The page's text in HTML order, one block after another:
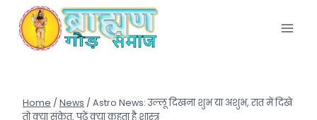
content
Home / News / Astro News: उल्लू दिखना शुभ या अशुभ, रात में दिखे
तो क्या संकेत, पढ़ें क्या कहता है शास्त्र